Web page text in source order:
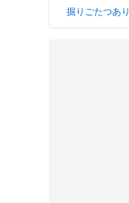
掘りごたつあり